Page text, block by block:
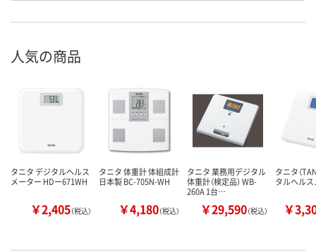
人気の商品
タニタ デジタルヘルス
メーター HDー671WH
￥2,405（税込）
タニタ 体重計 体組成計
日本製 BC-705N-WH
￥4,180（税込）
タニタ 業務用デジタル
体重計（検定品） WB-
260A 1台…
￥29,590（税込）
タニタ（
タルヘル
￥